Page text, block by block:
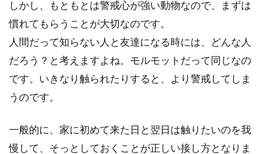
モルモットが懐くのかどうかは
育て方にポイントがあります
が、実際に飼うとなると本当に...
しかし、もともとは警戒心が強い動物なので、まずは
慣れてもらうことが大切なのです。
人間だって知らない人と友達になる時には、どんな人
だろう？と考えますよね。モルモットだって同じなの
です。いきなり触られたりすると、より警戒してしま
うのです。
一般的に、家に初めて来た日と翌日は触りたいのを我
慢して、そっとしておくことが正しい接し方となりま